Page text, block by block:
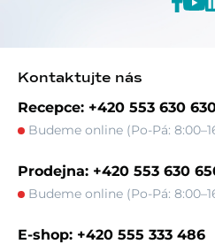
Kontaktujte nás
Recepce: +420 553 630
Budeme online (Po-Pá:
Prodejna: +420 553 630
Budeme online (Po-Pá:
E-shop: +420 555 333 486